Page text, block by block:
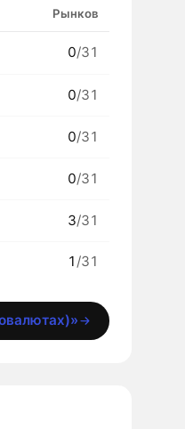
Рынков
0/31
0/31
0/31
0/31
3/31
1 /31